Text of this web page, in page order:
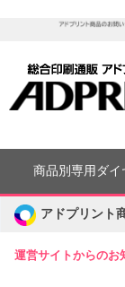
運営サイトからのお
商品別専用ダイ
アドプリント